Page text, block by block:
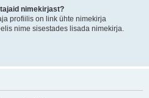
nimekirjast?
profiilis on link ühte nimekirja
nime sisestades lisada nimekirja.